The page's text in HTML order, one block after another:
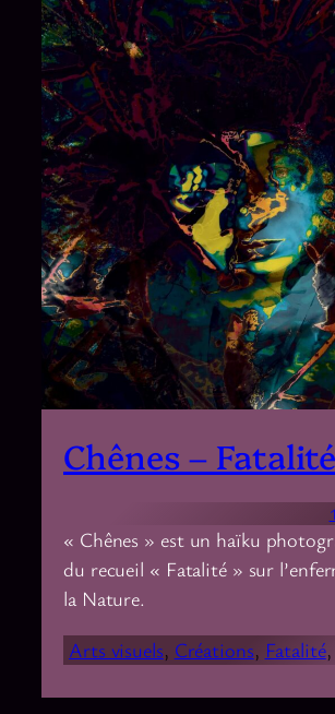
Chênes – Fatalité
« Chênes » est un haïku
du recueil « Fatalité » sur
la Nature.
Arts visuels, Créations, Fatalité,